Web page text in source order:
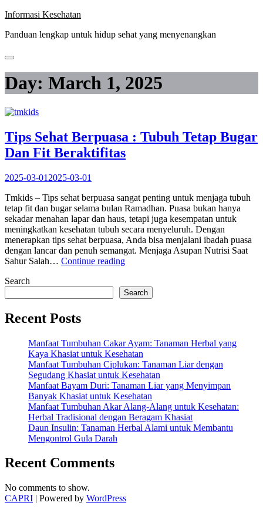
Skip
content
Informasi Kesehatan
Panduan lengkap untuk hidup sehat yang menyenangkan
Day: March 1, 2025
Tips Sehat Berpuasa : Tubuh Tetap Bugar
Dan Fit Beraktifitas
2025-03-01 2025-03-01
Tmkids – Tips sehat berpuasa sangat penting untuk menjaga tubuh
tetap fit dan bugar selama bulan Ramadhan. Puasa bukan hanya
sekadar menahan lapar dan haus, tetapi juga kesempatan untuk
meningkatkan kesehatan tubuh secara menyeluruh. Dengan
menerapkan tips sehat berpuasa, Anda bisa menjalani ibadah puasa
dengan lancar dan penuh semangat. Menjaga Asupan Nutrisi Saat
Sahur Salah… Continue reading“Tips
:
Fit
Beraktifitas”
Search
Search
Recent Posts
Manfaat Tumbuhan Cakar Ayam: Tanaman Herbal yang
Kaya Khasiat untuk Kesehatan
Manfaat Tumbuhan Ciplukan: Tanaman Liar dengan
Segudang Khasiat untuk Kesehatan
Manfaat Bayam Duri: Tanaman Liar yang Menyimpan
Banyak Khasiat untuk Kesehatan
Manfaat Tumbuhan Akar Alang-Alang untuk Kesehatan:
Herbal Tradisional dengan Beragam Khasiat
Daun Insulin: Tanaman Herbal Alami untuk Membantu
Mengontrol Gula Darah
Recent Comments
No comments to show.
CAPRI | Powered by WordPress